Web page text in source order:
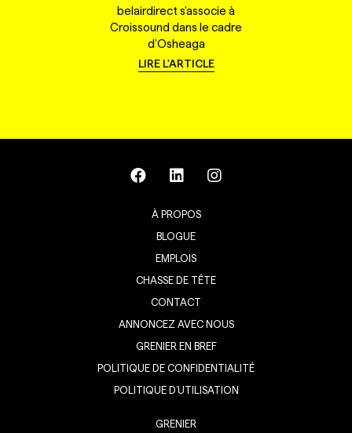
belairdirect s'associe à
Croissound dans le cadre
d'Osheaga
LIRE L'ARTICLE
À PROPOS
BLOGUE
EMPLOIS
CHASSE DE TÊTE
CONTACT
ANNONCEZ AVEC NOUS
GRENIER EN BREF
POLITIQUE DE CONFIDENTIALITÉ
POLITIQUE D’UTILISATION
GRENIER